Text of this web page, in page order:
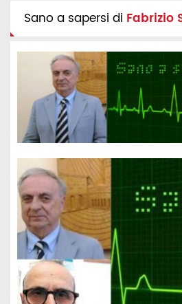
Sano a sapersi di Fabrizio